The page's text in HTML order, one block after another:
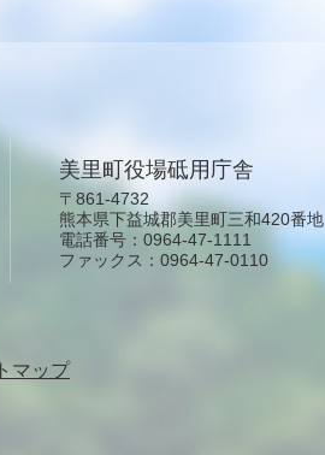
美里町役場砥用庁舎
〒861-4732
熊本県下益城郡美里町三和420番地
電話番号：0964-47-1111
ファックス：0964-47-0110
マップ